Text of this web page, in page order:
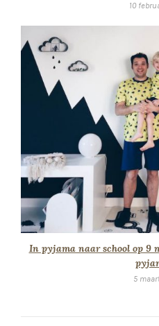
10
In pyjama naar school op 9
5